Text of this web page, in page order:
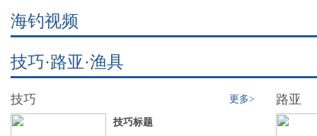
海钓视频
技巧·路亚·渔具
技巧 更多>
技巧标题
路亚